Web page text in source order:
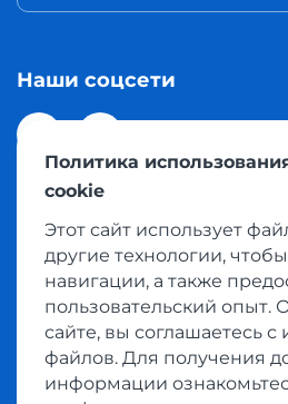
Наши соцсети
© 2026 Meest Shopping
магазинов мира в Казахстан.
Политика
Публичная
Условия пользования
Политика
cookie
Этот сайт использует
другие технологии,
навигации, а также
пользовательский опыт.
сайте, вы соглашаетесь
файлов. Для получения
информации